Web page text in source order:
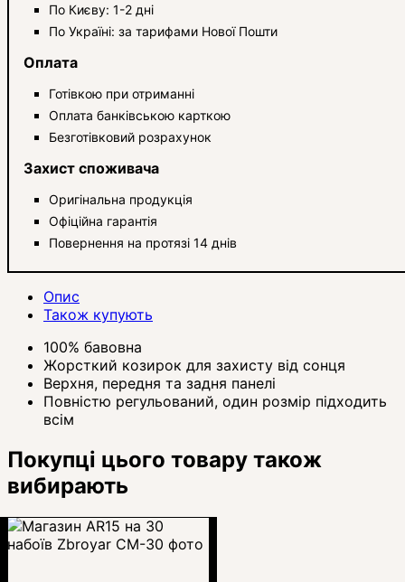
По Києву: 1-2 дні
По Україні: за тарифами Нової Пошти
Оплата
Готівкою при отриманні
Оплата банківською карткою
Безготівковий розрахунок
Захист споживача
Оригінальна продукція
Офіційна гарантія
Повернення на протязі 14 днів
Опис
Також купують
100% бавовна
Жорсткий козирок для захисту від сонця
Верхня, передня та задня панелі
Повністю регульований, один розмір підходить
всім
Покупці цього товару також
вибирають